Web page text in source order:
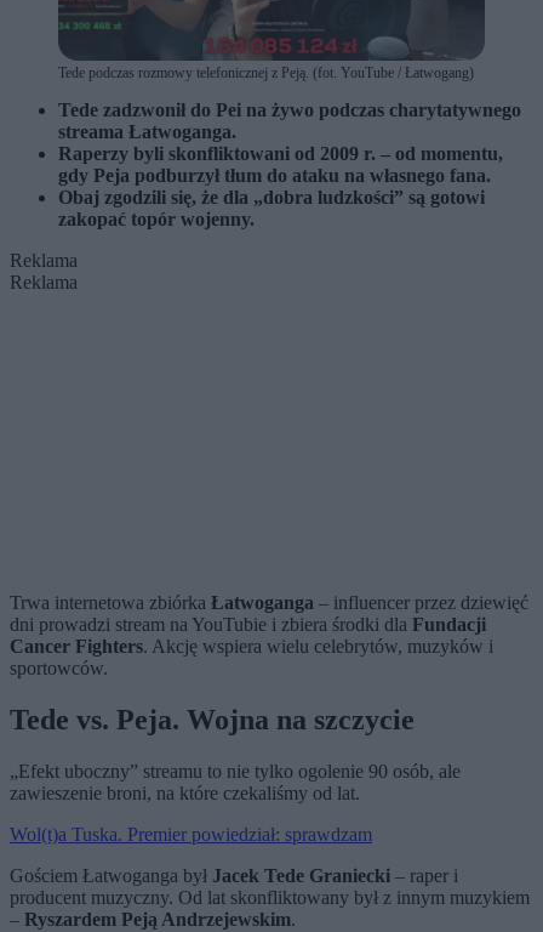
Tede podczas rozmowy telefonicznej z Peją. (fot. YouTube / Łatwogang)
Tede zadzwonił do Pei na żywo podczas charytatywnego
streama Łatwoganga.
Raperzy byli skonfliktowani od 2009 r. – od momentu,
gdy Peja podburzył tłum do ataku na własnego fana.
Obaj zgodzili się, że dla „dobra ludzkości” są gotowi
zakopać topór wojenny.
Reklama
Reklama
Trwa internetowa zbiórka Łatwoganga – influencer przez dziewięć
dni prowadzi stream na YouTubie i zbiera środki dla Fundacji
Cancer Fighters. Akcję wspiera wielu celebrytów, muzyków i
sportowców.
Tede vs. Peja. Wojna na szczycie
„Efekt uboczny” streamu to nie tylko ogolenie 90 osób, ale
zawieszenie broni, na które czekaliśmy od lat.
Wol(t)a Tuska. Premier powiedział: sprawdzam
Gościem Łatwoganga był Jacek Tede Graniecki – raper i
producent muzyczny. Od lat skonfliktowany był z innym muzykiem
– Ryszardem Peją Andrzejewskim.